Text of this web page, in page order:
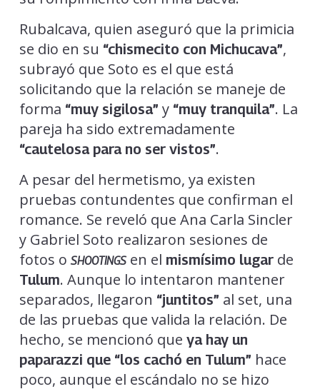
Rubalcava, quien aseguró que la primicia
se dio en su “chismecito con Michucava”,
subrayó que Soto es el que está
solicitando que la relación se maneje de
forma “muy sigilosa” y “muy tranquila”. La
pareja ha sido extremadamente
“cautelosa para no ser vistos”.
A pesar del hermetismo, ya existen
pruebas contundentes que confirman el
romance. Se reveló que Ana Carla Sincler
y Gabriel Soto realizaron sesiones de
fotos o SHOOTINGSen el mismísimo lugarde
Tulum. Aunque lo intentaron mantener
separados, llegaron “juntitos” al set, una
de las pruebas que valida la relación. De
hecho, se mencionó que ya hay un
paparazzi que “los cachó en Tulum” hace
poco, aunque el escándalo no se hizo